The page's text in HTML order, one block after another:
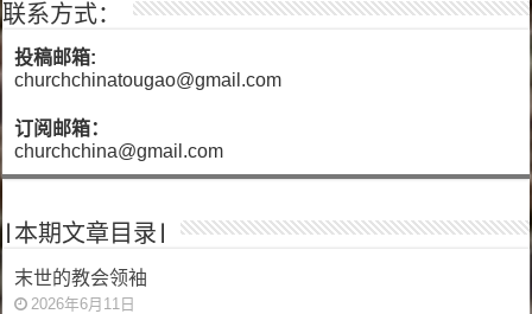
联系方式：
投稿邮箱:
churchchinatougao@gmail.com
订阅邮箱：
churchchina@gmail.com
|本期文章目录|
末世的教会领袖
2026年6月11日